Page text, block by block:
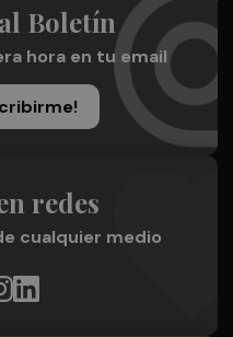
Boletín
hora en tu email
redes
cualquier medio